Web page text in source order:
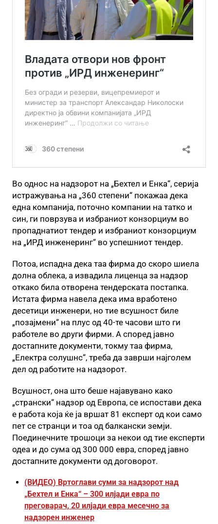
Во однос на надзорот на „Бехтел и Енка“, серија
истражувања на „360 степени“ покажаа дека
една компанија, поточно компании на татко и
син, ги поврзува и избраниот конзорциум во
пропаднатиот тендер и избраниот конзорциум
на „ИРД инженеринг“ во успешниот тендер.
Потоа, испадна дека таа фирма до скоро шиела
долна облека, а извадила лиценца за надзор
откако била отворена тендерската постапка.
Истата фирма навела дека има вработено
десетици инженери, но тие всушност биле
„позајмени“ на плус од 40-те часови што ги
работеле во други фирми. А според јавно
достапните документи, токму таа фирма,
„Електра солушнс“, треба да заврши најголем
дел од работите на надзорот.
Всушност, она што беше најавувано како
„странски“ надзор од Европа, се испостави дека
е работа која ќе ја вршат 81 експерт од кои само
пет се странци и тоа од балкански земји.
Поединечните трошоци за некои од тие експерти
одеа и до сума од 300 000 евра, според јавно
достапните документи од договорот.
(ВИДЕО) Вртоглави суми за надзорот над
„Бехтел и Енка“ – 300 илјади евра по
преговарач, 20 илјади евра месечно за
надзорен инженер